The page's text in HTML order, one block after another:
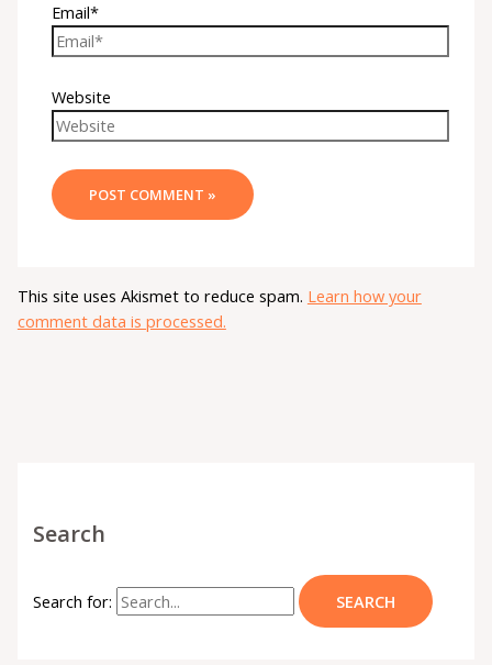
Email*
Website
This site uses Akismet to reduce spam. Learn how your
comment data is processed.
Search
Search for: